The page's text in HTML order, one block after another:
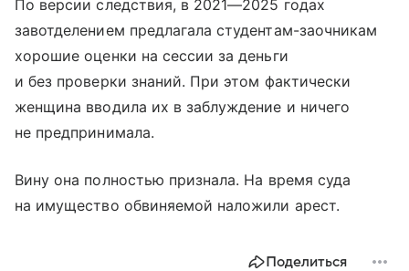
По версии следствия, в 2021—2025 годах
завотделением предлагала студентам-заочникам
хорошие оценки на сессии за деньги
и без проверки знаний. При этом фактически
женщина вводила их в заблуждение и ничего
не предпринимала.
Вину она полностью признала. На время суда
на имущество обвиняемой наложили арест.
Поделиться